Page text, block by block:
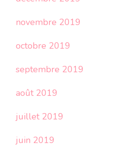
novembre 2019
octobre 2019
septembre 2019
août 2019
juillet 2019
juin 2019